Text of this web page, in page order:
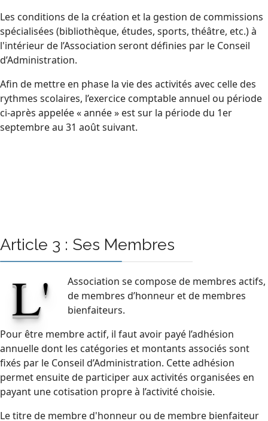
Les conditions de la création et la gestion de commissions
spécialisées (bibliothèque, études, sports, théâtre, etc.) à
l'intérieur de l’Association seront définies par le Conseil
d’Administration.
Afin de mettre en phase la vie des activités avec celle des
rythmes scolaires, l’exercice comptable annuel ou période
ci-après appelée « année » est sur la période du 1er
septembre au 31 août suivant.
Article 3 : Ses Membres
L'
Association se compose de membres actifs,
de membres d’honneur et de membres
bienfaiteurs.
Pour être membre actif, il faut avoir payé l’adhésion
annuelle dont les catégories et montants associés sont
fixés par le Conseil d’Administration. Cette adhésion
permet ensuite de participer aux activités organisées en
payant une cotisation propre à l’activité choisie.
Le titre de membre d'honneur ou de membre bienfaiteur